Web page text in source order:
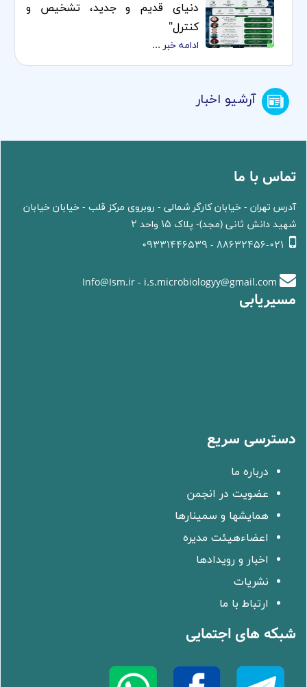
دنیای قدیم و جدید، تشخیص و
کنترل"
ادامه خبر ...
آرشیو اخبار
تماس با ما
آدرس تهران - خیابان کارگر شمالی - روبروی مرکز قلب - خیابان خیابان
شهید دانش ثانی (مجد)- پلاک 15 واحد 2
مسیریابی
دسترسی سریع
درباره ما
عضویت در انجمن
همایشها و سمینارها
اعضاءهیئت مدیره
اخبار و رویدادها
نشریات
ارتباط با ما
شبکه های اجتمایی